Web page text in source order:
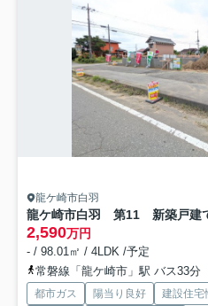
龍ケ崎市白羽
龍ケ崎市白羽 第11 新築戸建
2,590万円
- / 98.01㎡ / 4LDK /予定
常磐線「龍ケ崎市」駅 バス33分
都市ガス 陽当り良好 建設住宅